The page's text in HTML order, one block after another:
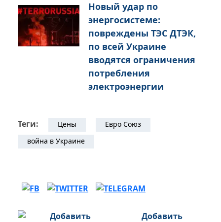
Новый удар по
энергосистеме:
повреждены ТЭС ДТЭК,
по всей Украине
вводятся ограничения
потребления
электроэнергии
Теги: Цены
Евро Союз
война в Украине
Добавить